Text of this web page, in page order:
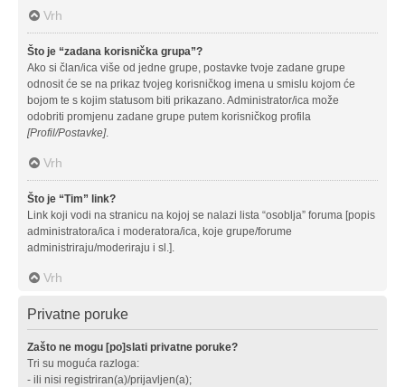
Vrh
Što je “zadana korisnička grupa”?
Ako si član/ica više od jedne grupe, postavke tvoje zadane grupe
odnosit će se na prikaz tvojeg korisničkog imena u smislu kojom će
bojom te s kojim statusom biti prikazano. Administrator/ica može
odobriti promjenu zadane grupe putem korisničkog profila
[Profil/Postavke].
Vrh
Što je “Tim” link?
Link koji vodi na stranicu na kojoj se nalazi lista “osoblja” foruma [popis
administratora/ica i moderatora/ica, koje grupe/forume
administriraju/moderiraju i sl.].
Vrh
Privatne poruke
Zašto ne mogu [po]slati privatne poruke?
Tri su moguća razloga:
- ili nisi registriran(a)/prijavljen(a);